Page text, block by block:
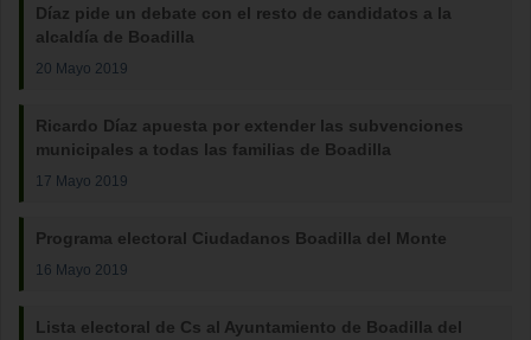
Díaz pide un debate con el resto de candidatos a la
alcaldía de Boadilla
20 Mayo 2019
Ricardo Díaz apuesta por extender las subvenciones
municipales a todas las familias de Boadilla
17 Mayo 2019
Programa electoral Ciudadanos Boadilla del Monte
16 Mayo 2019
Lista electoral de Cs al Ayuntamiento de Boadilla del